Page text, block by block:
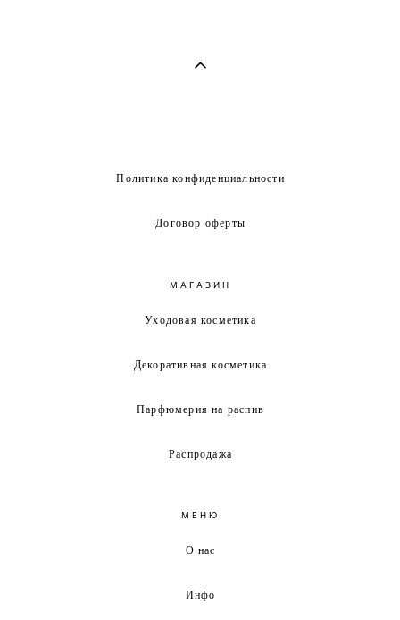
Политика конфиденциальности
Договор оферты
МАГАЗИН
Уходовая косметика
Декоративная косметика
Парфюмерия на распив
Распродажа
МЕНЮ
О нас
Инфо